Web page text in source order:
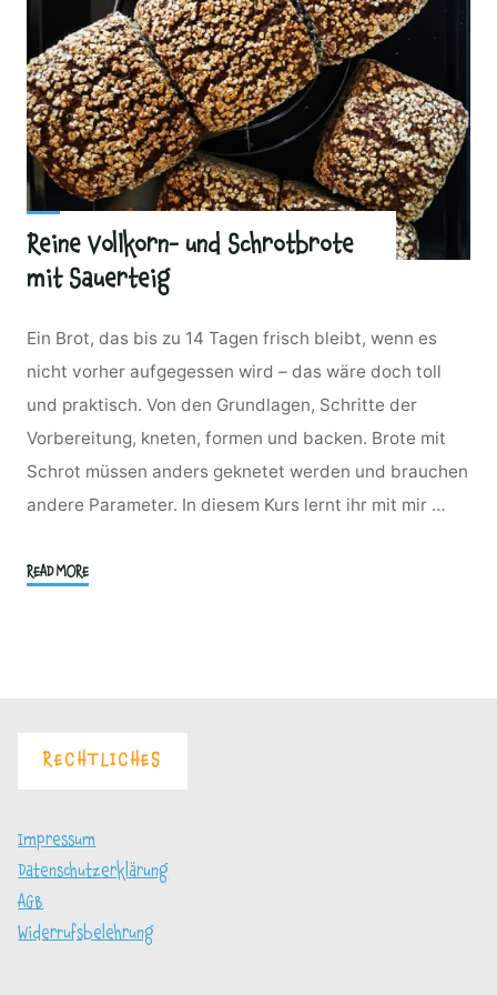
Reine Vollkorn- und Schrotbrote
mit Sauerteig
Ein Brot, das bis zu 14 Tagen frisch bleibt, wenn es
nicht vorher aufgegessen wird – das wäre doch toll
und praktisch. Von den Grundlagen, Schritte der
Vorbereitung, kneten, formen und backen. Brote mit
Schrot müssen anders geknetet werden und brauchen
andere Parameter. In diesem Kurs lernt ihr mit mir …
READ MORE"Reine
RECHTLICHES
Impressum
Datenschutzerklärung
AGB
Widerrufsbelehrung